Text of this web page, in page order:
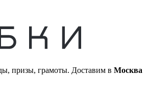
призы, грамоты. Доставим в Москва